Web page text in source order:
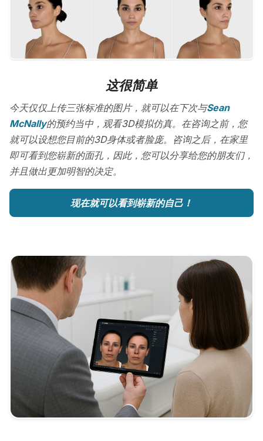
这很简单
今天仅仅上传三张标准的图片，就可以在下次与Sean
McNally的预约当中，观看3D模拟仿真。在咨询之前，您
就可以设想您目前的3D身体或者脸庞。咨询之后，在家里
即可看到您崭新的面孔，因此，您可以分享给您的朋友们，
并且做出更加明智的决定。
现在就可以看到崭新的自己！